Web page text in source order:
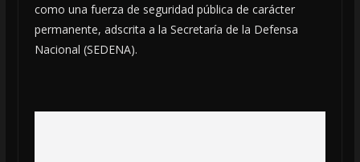
como una fuerza de seguridad pública de carácter
permanente, adscrita a la Secretaría de la Defensa
Nacional (SEDENA).